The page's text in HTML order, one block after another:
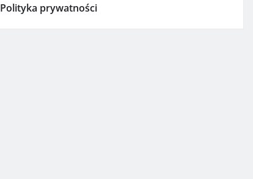
Polityka prywatności